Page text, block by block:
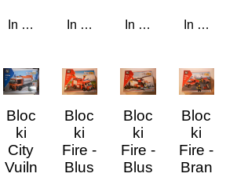
In winkelwagenIn winkelwagenIn winkelwagen
In
Bloc
ki
City
Vuiln
Bloc
ki
Fire -
Blus
Bloc
ki
Fire -
Blus
Bloc
ki
Fire -
Bran